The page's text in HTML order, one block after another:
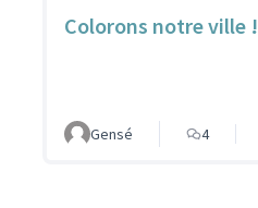
Colorons notre ville !
Gensé 4